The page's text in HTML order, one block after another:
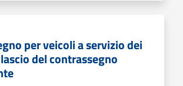
per veicoli a servizio dei
del contrassegno